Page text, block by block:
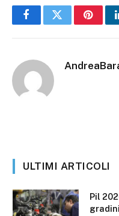
FacebookTwitter
ULTIMI ARTICOLI
Pil